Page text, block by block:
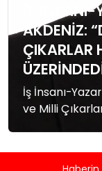
İŞ
AKDENIZ:
ÇIKARLAR
İş İnsanı-
ve Milli
Küresel güç